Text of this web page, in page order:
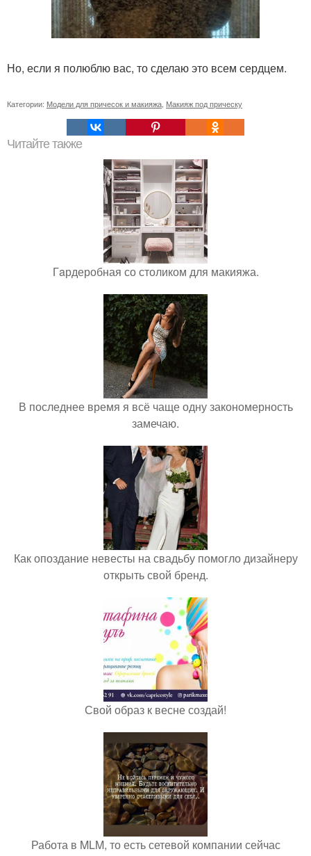
Но, если я полюблю вас, то сделаю это всем сердцем.
Категории: Модели для причесок и макияжа Макияж под прическу
Читайте также
Гaрдеробная со столиком для макияжа.
В последнее время я всё чаще одну закономерность
замечаю.
Как опоздание невесты на свадьбу помогло дизайнеру
открыть свой бренд.
Свой образ к весне создай!
Работа в MLM, то есть сетевой компании сейчас